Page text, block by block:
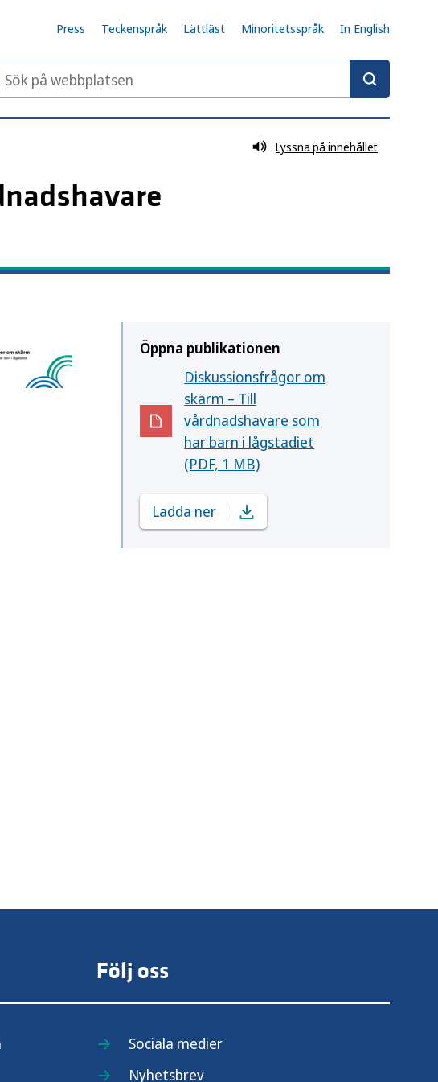
Press Teckenspråk Lättläst Minoritetsspråk In English
på webbplatsen
Lyssna på innehållet
Öppna publikationen
Diskussionsfrågor om
skärm – Till
vårdnadshavare som
har barn i lågstadiet
(PDF, 1 MB)
(Öppnas i nytt fönster)
Ladda ner
Följ oss
Sociala medier
Nyhetsbrev